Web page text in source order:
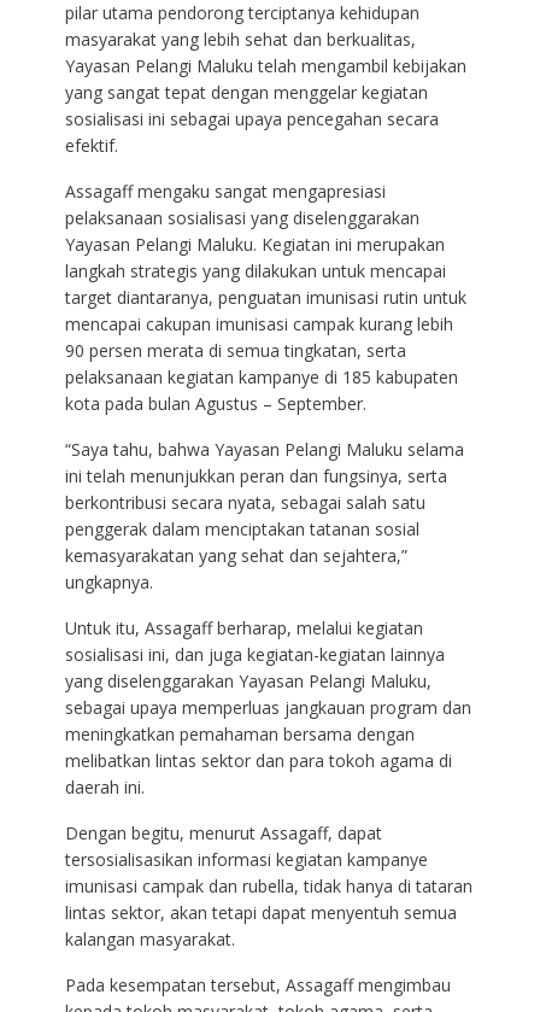
pilar utama pendorong terciptanya kehidupan
masyarakat yang lebih sehat dan berkualitas,
Yayasan Pelangi Maluku telah mengambil kebijakan
yang sangat tepat dengan menggelar kegiatan
sosialisasi ini sebagai upaya pencegahan secara
efektif.
Assagaff mengaku sangat mengapresiasi
pelaksanaan sosialisasi yang diselenggarakan
Yayasan Pelangi Maluku. Kegiatan ini merupakan
langkah strategis yang dilakukan untuk mencapai
target diantaranya, penguatan imunisasi rutin untuk
mencapai cakupan imunisasi campak kurang lebih
90 persen merata di semua tingkatan, serta
pelaksanaan kegiatan kampanye di 185 kabupaten
kota pada bulan Agustus – September.
“Saya tahu, bahwa Yayasan Pelangi Maluku selama
ini telah menunjukkan peran dan fungsinya, serta
berkontribusi secara nyata, sebagai salah satu
penggerak dalam menciptakan tatanan sosial
kemasyarakatan yang sehat dan sejahtera,”
ungkapnya.
Untuk itu, Assagaff berharap, melalui kegiatan
sosialisasi ini, dan juga kegiatan-kegiatan lainnya
yang diselenggarakan Yayasan Pelangi Maluku,
sebagai upaya memperluas jangkauan program dan
meningkatkan pemahaman bersama dengan
melibatkan lintas sektor dan para tokoh agama di
daerah ini.
Dengan begitu, menurut Assagaff, dapat
tersosialisasikan informasi kegiatan kampanye
imunisasi campak dan rubella, tidak hanya di tataran
lintas sektor, akan tetapi dapat menyentuh semua
kalangan masyarakat.
Pada kesempatan tersebut, Assagaff mengimbau